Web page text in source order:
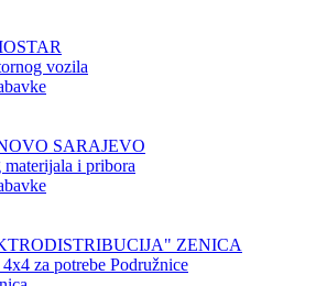
vozila
SARAJEVO
i pribora
ZENICA
za potrebe Podružnice